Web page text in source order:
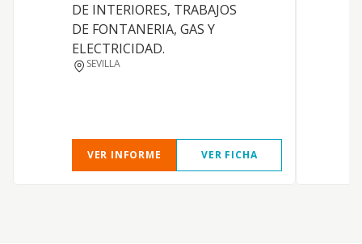
DE INTERIORES, TRABAJOS
DE FONTANERIA, GAS Y
ELECTRICIDAD.
SEVILLA
VER INFORME VER FICHA